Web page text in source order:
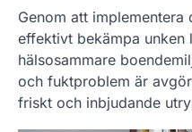
Genom att implementera
effektivt bekämpa unken
hälsosammare
och fuktproblem är
friskt och inbjudande